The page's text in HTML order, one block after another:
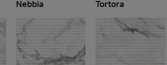
Nebbia
Tortora